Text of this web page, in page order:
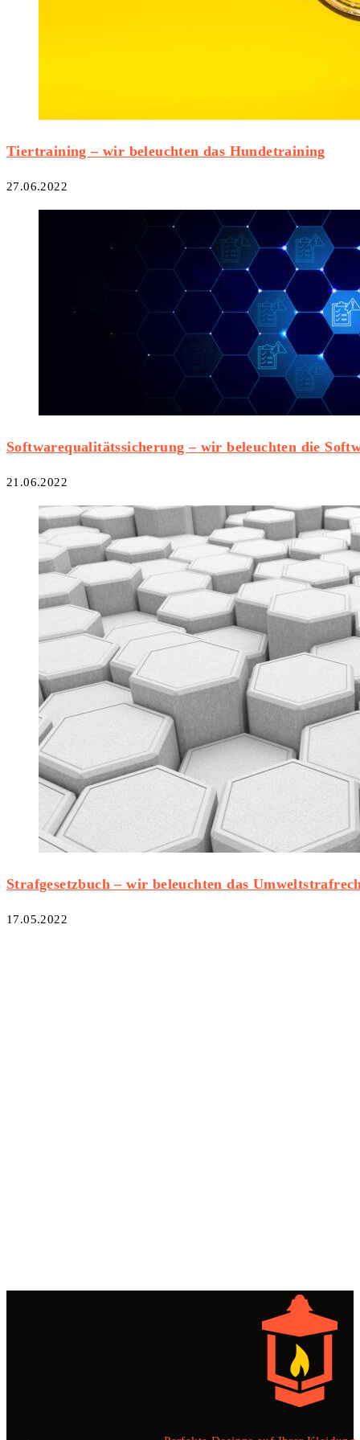
Tiertraining – wir beleuchten das Hundetraining
27.06.2022
Softwarequalitätssicherung – wir beleuchten die
21.06.2022
Strafgesetzbuch – wir beleuchten das
17.05.2022